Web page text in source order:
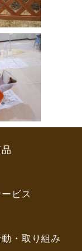
ビス
・取り組み